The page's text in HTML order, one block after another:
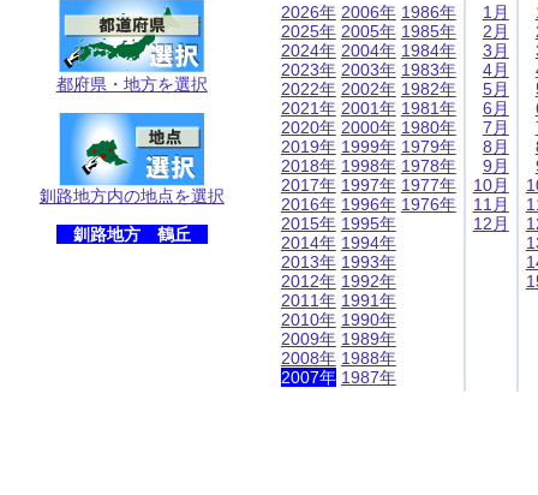
都府県・地方を選択
釧路地方内の地点を選択
釧路地方 鶴丘
2026年
2025年
2024年
2023年
2022年
2021年
2020年
2019年
2018年
2017年
2016年
2015年
2014年
2013年
2012年
2011年
2010年
2009年
2008年
2007年
2006年
2005年
2004年
2003年
2002年
2001年
2000年
1999年
1998年
1997年
1996年
1995年
1994年
1993年
1992年
1991年
1990年
1989年
1988年
1987年
1986年
1985年
1984年
1983年
1982年
1981年
1980年
1979年
1978年
1977年
1976年
1月
2月
3月
4月
5月
6月
7月
8月
9月
10月
11月
12月